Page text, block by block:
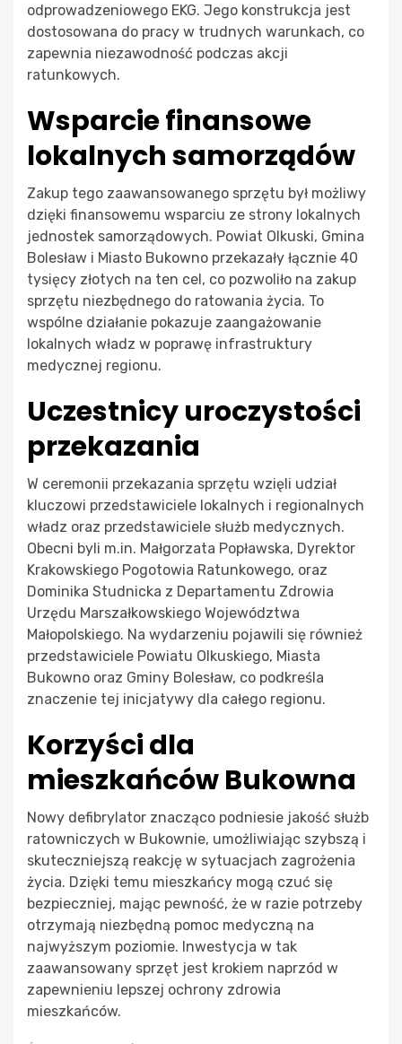
odprowadzeniowego EKG. Jego konstrukcja jest
dostosowana do pracy w trudnych warunkach, co
zapewnia niezawodność podczas akcji
ratunkowych.
Wsparcie finansowe
lokalnych samorządów
Zakup tego zaawansowanego sprzętu był możliwy
dzięki finansowemu wsparciu ze strony lokalnych
jednostek samorządowych. Powiat Olkuski, Gmina
Bolesław i Miasto Bukowno przekazały łącznie 40
tysięcy złotych na ten cel, co pozwoliło na zakup
sprzętu niezbędnego do ratowania życia. To
wspólne działanie pokazuje zaangażowanie
lokalnych władz w poprawę infrastruktury
medycznej regionu.
Uczestnicy uroczystości
przekazania
W ceremonii przekazania sprzętu wzięli udział
kluczowi przedstawiciele lokalnych i regionalnych
władz oraz przedstawiciele służb medycznych.
Obecni byli m.in. Małgorzata Popławska, Dyrektor
Krakowskiego Pogotowia Ratunkowego, oraz
Dominika Studnicka z Departamentu Zdrowia
Urzędu Marszałkowskiego Województwa
Małopolskiego. Na wydarzeniu pojawili się również
przedstawiciele Powiatu Olkuskiego, Miasta
Bukowno oraz Gminy Bolesław, co podkreśla
znaczenie tej inicjatywy dla całego regionu.
Korzyści dla
mieszkańców Bukowna
Nowy defibrylator znacząco podniesie jakość służb
ratowniczych w Bukownie, umożliwiając szybszą i
skuteczniejszą reakcję w sytuacjach zagrożenia
życia. Dzięki temu mieszkańcy mogą czuć się
bezpieczniej, mając pewność, że w razie potrzeby
otrzymają niezbędną pomoc medyczną na
najwyższym poziomie. Inwestycja w tak
zaawansowany sprzęt jest krokiem naprzód w
zapewnieniu lepszej ochrony zdrowia
mieszkańców.